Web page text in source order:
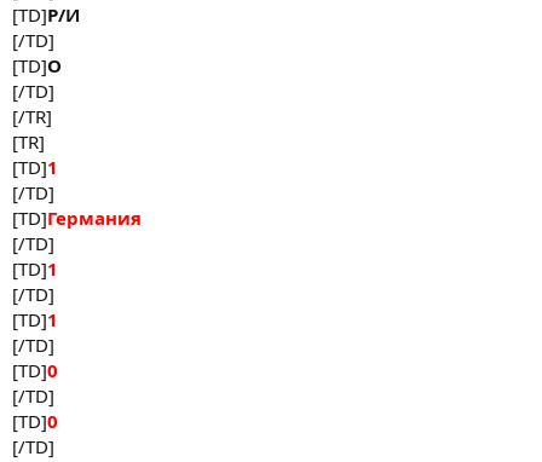
[TD]Р/И
[/TD]
[TD]О
[/TD]
[/TR]
[TR]
[TD]1
[/TD]
[TD]Германия
[/TD]
[TD]1
[/TD]
[TD]1
[/TD]
[TD]0
[/TD]
[TD]0
[/TD]